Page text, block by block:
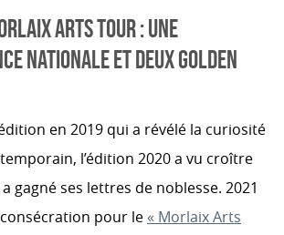
ARTS TOUR : UNE
NATIONALE ET DEUX GOLDEN
en 2019 qui a révélé la curiosité
l’édition 2020 a vu croître
gagné ses lettres de noblesse. 2021
pour le« Morlaix Arts